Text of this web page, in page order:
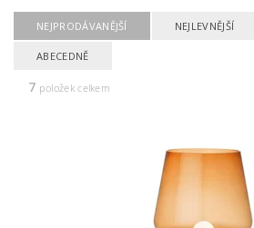
NEJPRODÁVANĚJŠÍ NEJLEVNĚJŠÍ
ABECEDNĚ
7 položek celkem